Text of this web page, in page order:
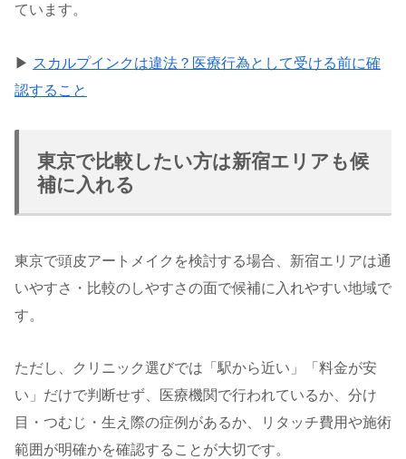
ています。
▶ スカルプインクは違法？医療行為として受ける前に確
認すること
東京で比較したい方は新宿エリアも候
補に入れる
東京で頭皮アートメイクを検討する場合、新宿エリアは通
いやすさ・比較のしやすさの面で候補に入れやすい地域で
す。
ただし、クリニック選びでは「駅から近い」「料金が安
い」だけで判断せず、医療機関で行われているか、分け
目・つむじ・生え際の症例があるか、リタッチ費用や施術
範囲が明確かを確認することが大切です。